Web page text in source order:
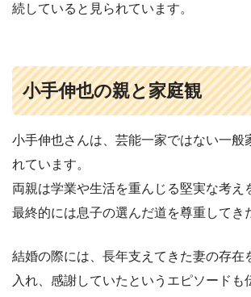
続していると見られています。
小手伸也の親と家庭観
小手伸也さんは、芸能一家ではない一般
れています。
両親は学業や生活を重んじる堅実な考え
最終的には息子の選んだ道を尊重してき
結婚の際には、長年支えてきた妻の存在
入れ、感謝していたというエピソードも